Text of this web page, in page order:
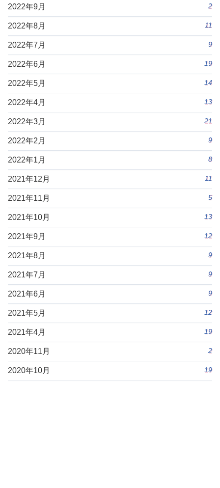
2022年9月 2
2022年8月 11
2022年7月 9
2022年6月 19
2022年5月 14
2022年4月 13
2022年3月 21
2022年2月 9
2022年1月 8
2021年12月 11
2021年11月 5
2021年10月 13
2021年9月 12
2021年8月 9
2021年7月 9
2021年6月 9
2021年5月 12
2021年4月 19
2020年11月 2
2020年10月 19